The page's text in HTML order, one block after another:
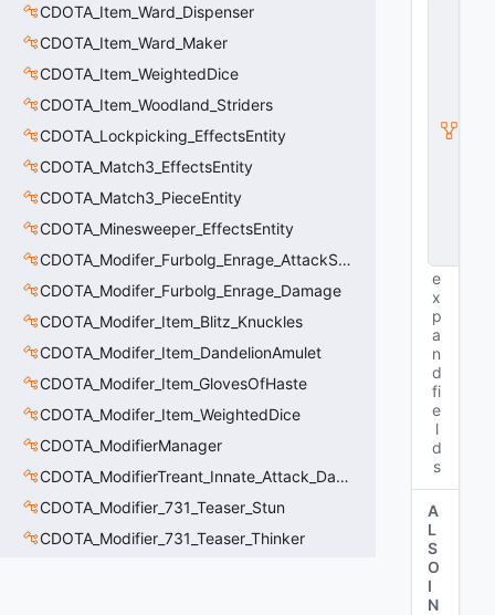
CDOTA_Item_Ward_Dispenser
CDOTA_Item_Ward_Maker
CDOTA_Item_WeightedDice
CDOTA_Item_Woodland_Striders
CDOTA_Lockpicking_EffectsEntity
CDOTA_Match3_EffectsEntity
CDOTA_Match3_PieceEntity
CDOTA_Minesweeper_EffectsEntity
CDOTA_Modifer_Furbolg_Enrage_AttackSpeed
CDOTA_Modifer_Furbolg_Enrage_Damage
CDOTA_Modifer_Item_Blitz_Knuckles
CDOTA_Modifer_Item_DandelionAmulet
CDOTA_Modifer_Item_GlovesOfHaste
CDOTA_Modifer_Item_WeightedDice
CDOTA_ModifierManager
CDOTA_ModifierTreant_Innate_Attack_Damage
CDOTA_Modifier_731_Teaser_Stun
CDOTA_Modifier_731_Teaser_Thinker
e
x
p
a
n
d
fi
e
l
d
s
A
L
S
O
I
N